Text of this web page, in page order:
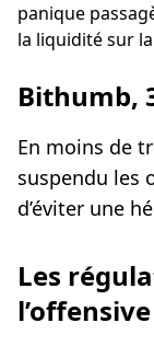
panique
la liquidité sur
Bithumb,
En moins de
suspendu les
d’éviter une
Les
l’offensive